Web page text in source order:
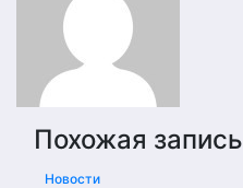
Похожая запись
Новости